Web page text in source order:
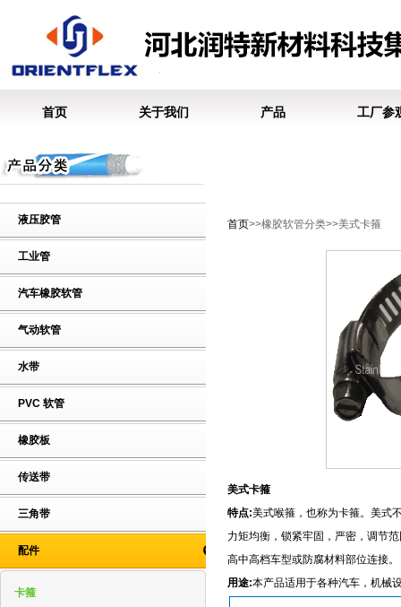
首页 关于我们 产品 工厂参
液压胶管
工业管
汽车橡胶软管
气动软管
水带
PVC 软管
橡胶板
传送带
三角带
配件
卡箍
首页>>橡胶软管分类>>美式卡箍
美式卡箍
特点:美式喉箍，也称为卡箍。美式
力矩均衡，锁紧牢固，严密，调节
高中高档车型或防腐材
用途:本产品适用于各种汽车，机械